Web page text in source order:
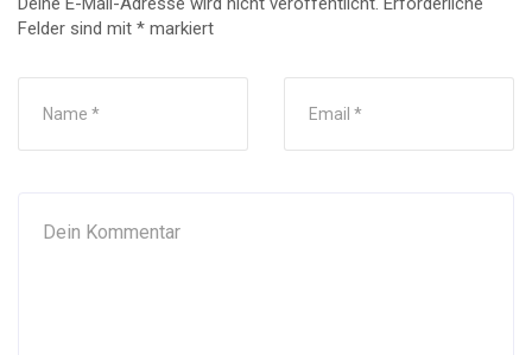
Felder sind mit * markiert